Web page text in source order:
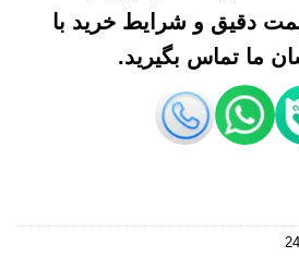
دقیق و شرایط خرید با
ما تماس بگیرید.